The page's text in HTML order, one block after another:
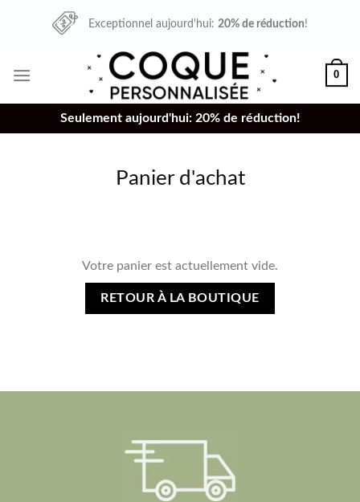
Exceptionnel aujourd'hui: 20% de réduction!
0
Seulement aujourd'hui: 20% de réduction!
Panier d'achat
Votre panier est actuellement vide.
RETOUR À LA BOUTIQUE